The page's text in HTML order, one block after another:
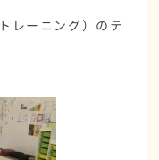
レーニング）のテ